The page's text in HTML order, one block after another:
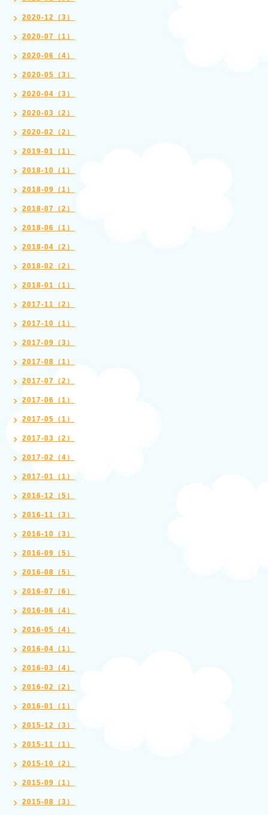
2020-12（3）
2020-07（1）
2020-06（4）
2020-05（3）
2020-04（3）
2020-03（2）
2020-02（2）
2019-01（1）
2018-10（1）
2018-09（1）
2018-07（2）
2018-06（1）
2018-04（2）
2018-02（2）
2018-01（1）
2017-11（2）
2017-10（1）
2017-09（3）
2017-08（1）
2017-07（2）
2017-06（1）
2017-05（1）
2017-03（2）
2017-02（4）
2017-01（1）
2016-12（5）
2016-11（3）
2016-10（3）
2016-09（5）
2016-08（5）
2016-07（6）
2016-06（4）
2016-05（4）
2016-04（1）
2016-03（4）
2016-02（2）
2016-01（1）
2015-12（3）
2015-11（1）
2015-10（2）
2015-09（1）
2015-08（3）